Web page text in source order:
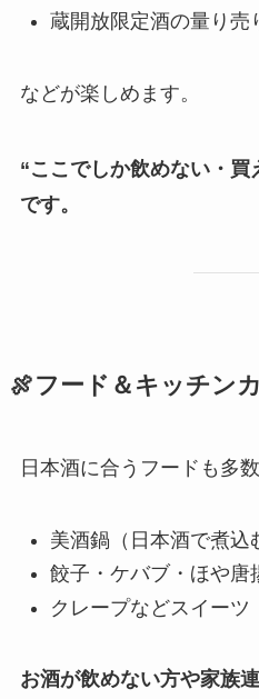
蔵開放限定酒の量り売
などが楽しめます。
“ここでしか飲めない・
です。
🍖フード＆キッチン
日本酒に合うフードも多数
美酒鍋（日本酒で煮込
餃子・ケバブ・ほや唐
クレープなどスイーツ
お酒が飲めない方や家族